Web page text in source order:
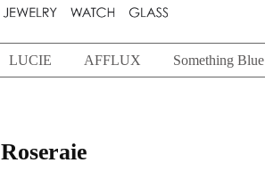
LUCIE AFFLUX Something Blue
Roseraie